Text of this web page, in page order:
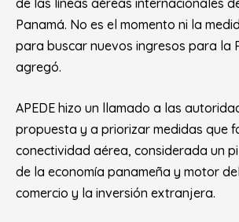
de las líneas aéreas internacionales
Panamá. No es el momento ni la
para buscar nuevos ingresos para la
agregó.
APEDE hizo un llamado a las
propuesta y a priorizar medidas que
conectividad aérea, considerada un
de la economía panameña y motor
comercio y la inversión extranjera.